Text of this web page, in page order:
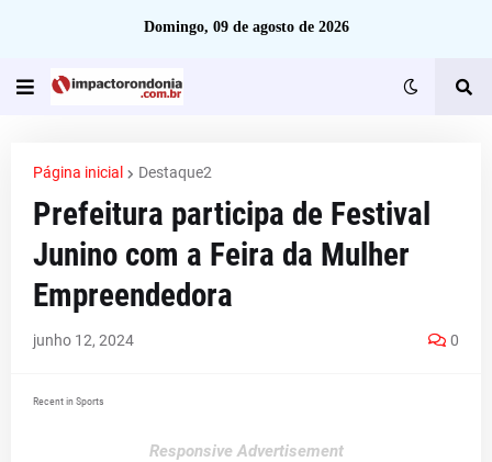
Domingo, 09 de agosto de 2026
Página inicial Destaque2
Prefeitura participa de Festival
Junino com a Feira da Mulher
Empreendedora
junho 12, 2024 0
Recent in Sports
Responsive Advertisement